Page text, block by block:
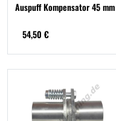
Auspuff Kompensator 45 mm
54,50 €